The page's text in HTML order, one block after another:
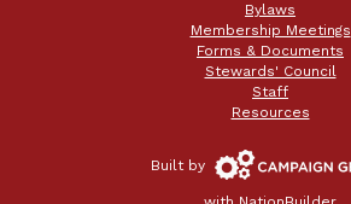
Bylaws
Membership Meetings
Forms & Documents
Stewards' Council
Staff
Resources
Built by Campaign
Gears